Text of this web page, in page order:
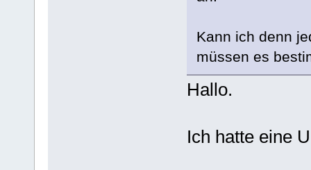
Kann ich denn
müssen es
Hallo.
Ich hatte eine